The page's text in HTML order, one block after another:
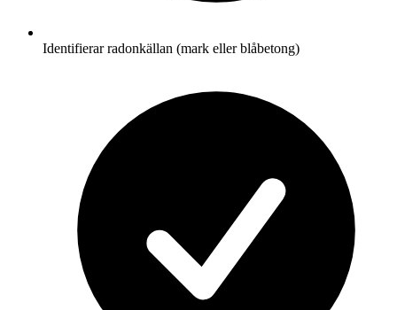
Identifierar radonkällan (mark eller blåbetong)